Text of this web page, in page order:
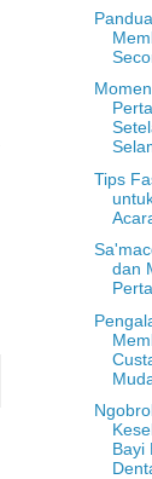
Tips
dan
Bayi